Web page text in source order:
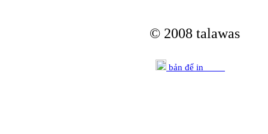
© 2008 talawas
bản để in